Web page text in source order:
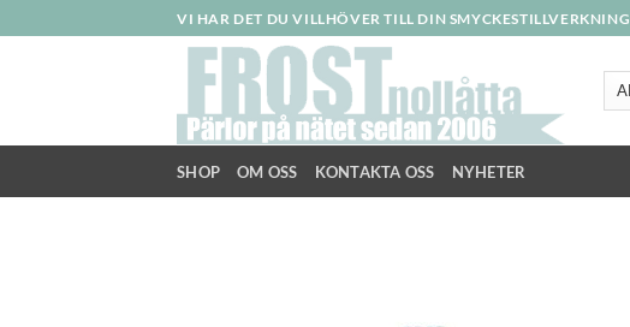
to
VI HAR DET DU VILLHÖVER TILL DIN SMYCKESTILLVERKNING
SHOP OM OSS KONTAKTA OSS NYHETER